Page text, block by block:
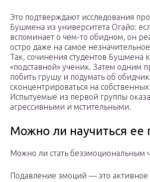
Это подтверждают исследования
Бушмена из университета Огайо:
вспоминает о чем-то обидном, он
остро даже на самое
Так, сочинения студентов Бушмена
«подставной» ученик. Затем одним
побить грушу и подумать об
сконцентрироваться на
Испытуемые из первой группы
агрессивными и мстительными.
Можно ли научиться ее
Можно ли стать безэмоциональным
Подавление эмоций — это активное